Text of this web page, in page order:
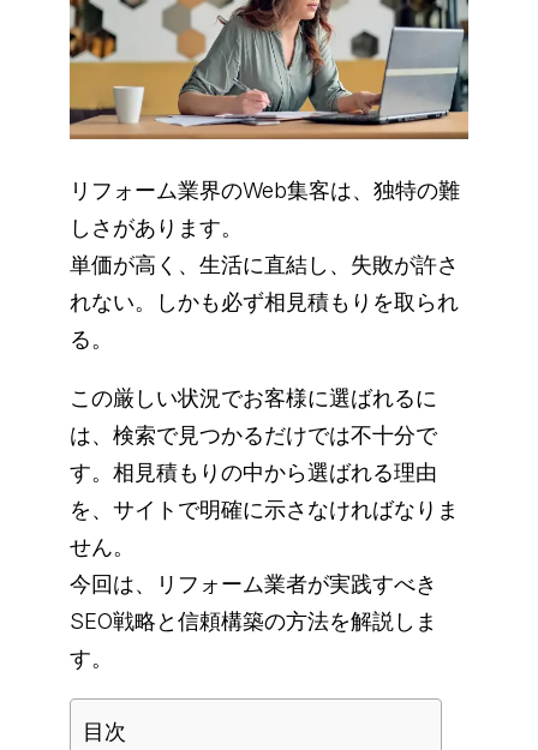
リフォーム業界のWeb集客は、独特の難
しさがあります。
単価が高く、生活に直結し、失敗が許さ
れない。しかも必ず相見積もりを取られ
る。
この厳しい状況でお客様に選ばれるに
は、検索で見つかるだけでは不十分で
す。相見積もりの中から選ばれる理由
を、サイトで明確に示さなければなりま
せん。
今回は、リフォーム業者が実践すべき
SEO戦略と信頼構築の方法を解説しま
す。
目次